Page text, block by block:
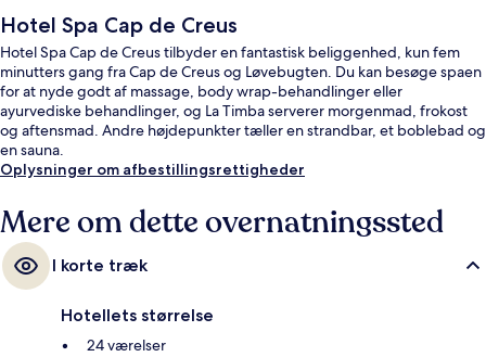
Hotel Spa Cap de Creus
Hotel Spa Cap de Creus tilbyder en fantastisk beliggenhed, kun fem
minutters gang fra Cap de Creus og Løvebugten. Du kan besøge spaen
for at nyde godt af massage, body wrap-behandlinger eller
ayurvediske behandlinger, og La Timba serverer morgenmad, frokost
og aftensmad. Andre højdepunkter tæller en strandbar, et boblebad og
en sauna.
Oplysninger om afbestillingsrettigheder
Mere om dette overnatningssted
I korte træk
Hotellets størrelse
24 værelser